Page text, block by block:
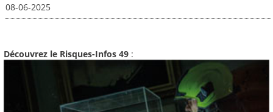
08-06-2025
Découvrez le Risques-Infos 49 :